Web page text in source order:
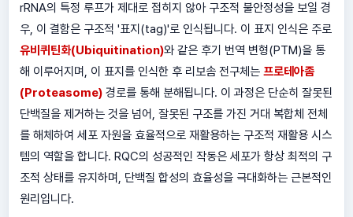
rRNA의 특정 루프가 제대로 접히지 않아 구조적 불안정성을 보일 경
우, 이 결함은 구조적 '표지(tag)'로 인식됩니다. 이 표지 인식은 주로
유비퀴틴화(Ubiquitination)와 같은 후기 번역 변형(PTM)을 통
해 이루어지며, 이 표지를 인식한 후 리보솜 전구체는 프로테아좀
(Proteasome)경로를 통해 분해됩니다. 이 과정은 단순히 잘못된
단백질을 제거하는 것을 넘어, 잘못된 구조를 가진 거대 복합체 전체
를 해체하여 세포 자원을 효율적으로 재활용하는 구조적 재활용 시스
템의 역할을 합니다. RQC의 성공적인 작동은 세포가 항상 최적의 구
조적 상태를 유지하며, 단백질 합성의 효율성을 극대화하는 근본적인
원리입니다.